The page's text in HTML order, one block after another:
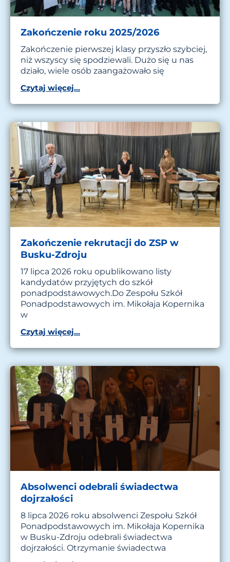
Zakończenie roku 2025/2026
Zakończenie pierwszej klasy przyszło szybciej,
niż wszyscy się spodziewali. Dużo się u nas
działo, wiele osób zaangażowało się
Czytaj więcej...
Zakończenie rekrutacji do ZSP w
Busku-Zdroju
17 lipca 2026 roku opublikowano listy
kandydatów przyjętych do szkół
ponadpodstawowych.Do Zespołu Szkół
Ponadpodstawowych im. Mikołaja Kopernika
w
Czytaj więcej...
Absolwenci odebrali świadectwa
dojrzałości
8 lipca 2026 roku absolwenci Zespołu Szkół
Ponadpodstawowych im. Mikołaja Kopernika
w Busku-Zdroju odebrali świadectwa
dojrzałości. Otrzymanie świadectwa